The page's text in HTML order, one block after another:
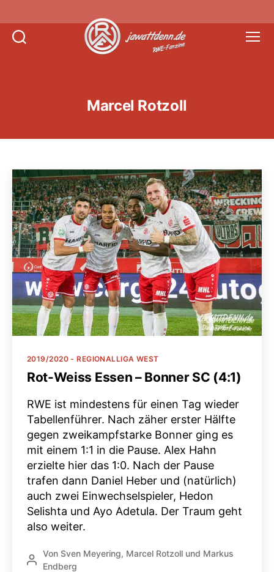
Marcel Rotzoll
Kategorien
2019/2020 - REGIONALLIGA WEST
Rot-Weiss Essen – Bonner SC (4:1)
RWE ist mindestens für einen Tag wieder
Tabellenführer. Nach zäher erster Hälfte
gegen zweikampfstarke Bonner ging es
mit einem 1:1 in die Pause. Alex Hahn
erzielte hier das 1:0. Nach der Pause
trafen dann Daniel Heber und (natürlich)
auch zwei Einwechselspieler, Hedon
Selishta und Ayo Adetula. Der Traum geht
also weiter.
Beitragsautor
Von Sven Meyering, Marcel Rotzoll und Markus
Endberg